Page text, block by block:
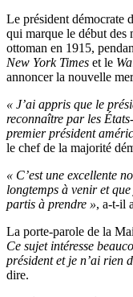
Le président démocrate
qui marque le début des
ottoman en 1915,
New York Times et le
annoncer la nouvelle
« J’ai appris que le
reconnaître par les
premier président
le chef de la majorité
« C’est une excellente
longtemps à venir et
partis à prendre », a-t-il
La porte-parole de la
Ce sujet intéresse
président et je n’ai rien
dire.